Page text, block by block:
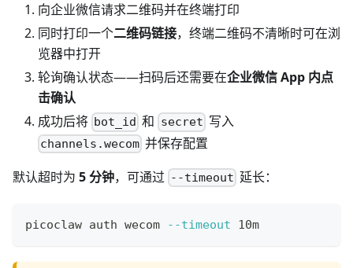
向企业微信请求二维码并在终端打印
同时打印一个二维码链接，终端二维码不清晰时可在浏
览器中打开
轮询确认状态——扫码后还需要在企业微信 App 内点
击确认
成功后将 bot_id 和 secret 写入
channels.wecom 并保存配置
默认超时为 5 分钟，可通过 --timeout 延长：
picoclaw auth wecom --timeout 10m